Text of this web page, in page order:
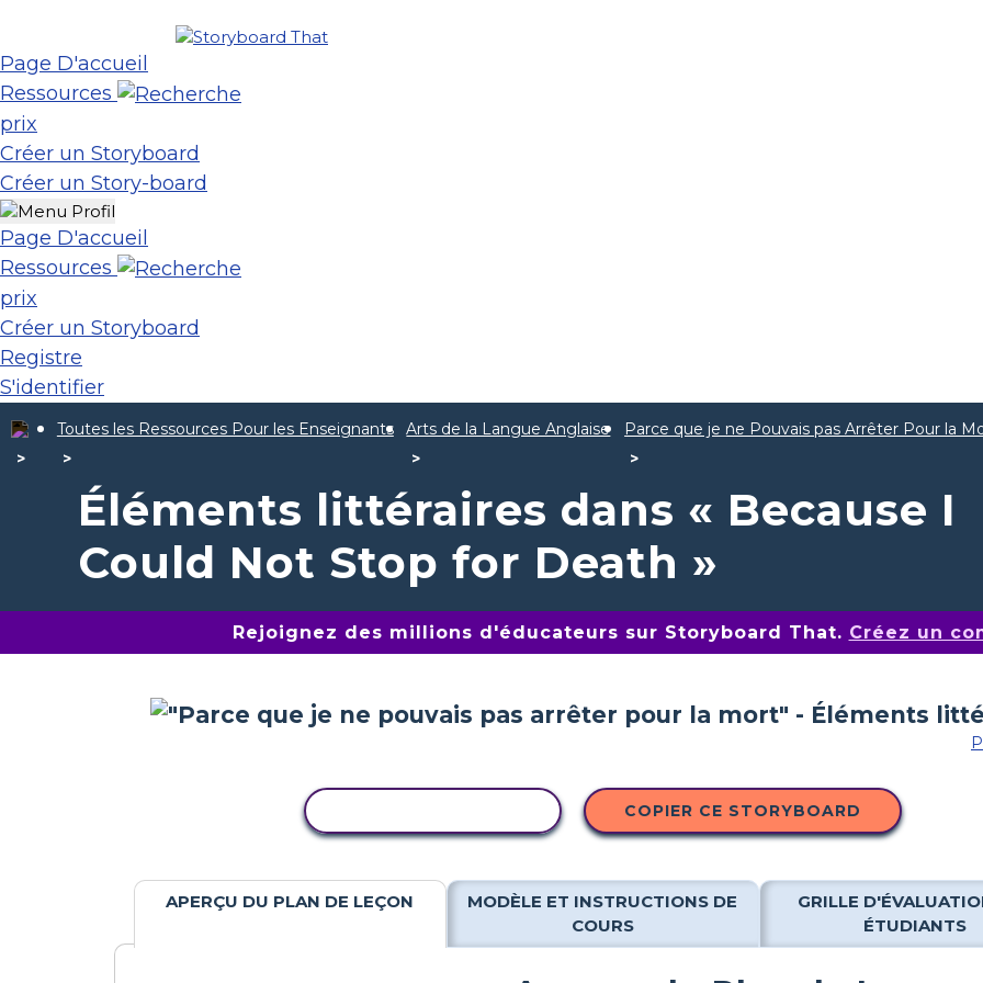
Page D'accueil
Ressources
prix
Créer un Storyboard
Créer un Story-board
Page D'accueil
Ressources
prix
Créer un Storyboard
Registre
S'identifier
Toutes les Ressources Pour les Enseignants Arts de la Langue Anglaise Parce que je ne Pouvais pas Arrêter Pour la
Éléments littéraires dans « Because I
Could Not Stop for Death »
Rejoignez des millions d'éducateurs sur Storyboard That. Créez un
COPIER CE STORYBOARD
APERÇU DU PLAN DE LEÇON
MODÈLE ET INSTRUCTIONS DE
COURS
GRILLE
ÉTUDIANTS